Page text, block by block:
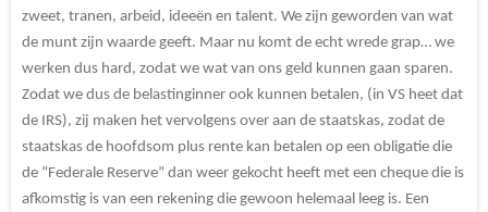
zweet, tranen, arbeid, ideeën en talent. We zijn geworden van wat
de munt zijn waarde geeft. Maar nu komt de echt wrede grap… we
werken dus hard, zodat we wat van ons geld kunnen gaan sparen.
Zodat we dus de belastinginner ook kunnen betalen, (in VS heet dat
de IRS), zij maken het vervolgens over aan de staatskas, zodat de
staatskas de hoofdsom plus rente kan betalen op een obligatie die
de “Federale Reserve” dan weer gekocht heeft met een cheque die is
afkomstig is van een rekening die gewoon helemaal leeg is. Een